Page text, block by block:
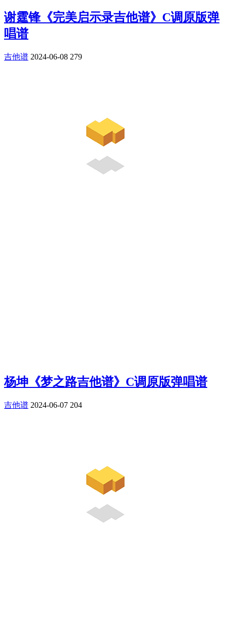
谢霆锋《完美启示录吉他谱》C调原版弹
唱谱
吉他谱 2024-06-08 279
杨坤《梦之路吉他谱》C调原版弹唱谱
吉他谱 2024-06-07 204